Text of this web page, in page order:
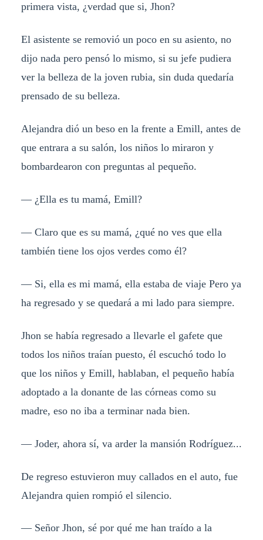
primera vista, ¿verdad que si, Jhon?
El asistente se removió un poco en su asiento, no
dijo nada pero pensó lo mismo, si su jefe pudiera
ver la belleza de la joven rubia, sin duda quedaría
prensado de su belleza.
Alejandra dió un beso en la frente a Emill, antes de
que entrara a su salón, los niños lo miraron y
bombardearon con preguntas al pequeño.
— ¿Ella es tu mamá, Emill?
— Claro que es su mamá, ¿qué no ves que ella
también tiene los ojos verdes como él?
— Si, ella es mi mamá, ella estaba de viaje Pero ya
ha regresado y se quedará a mi lado para siempre.
Jhon se había regresado a llevarle el gafete que
todos los niños traían puesto, él escuchó todo lo
que los niños y Emill, hablaban, el pequeño había
adoptado a la donante de las córneas como su
madre, eso no iba a terminar nada bien.
— Joder, ahora sí, va arder la mansión Rodríguez...
De regreso estuvieron muy callados en el auto, fue
Alejandra quien rompió el silencio.
— Señor Jhon, sé por qué me han traído a la